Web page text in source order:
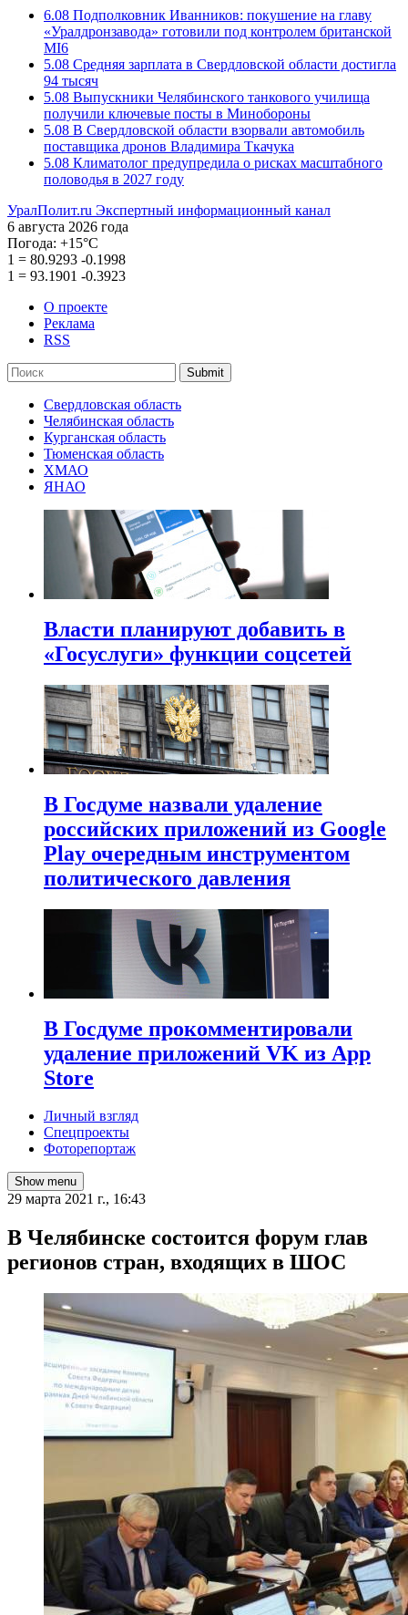
6.08 Подполковник Иванников: покушение на главу
«Уралдронзавода» готовили под контролем британской
MI6
5.08 Средняя зарплата в Свердловской области достигла
94 тысяч
5.08 Выпускники Челябинского танкового училища
получили ключевые посты в Минобороны
5.08 В Свердловской области взорвали автомобиль
поставщика дронов Владимира Ткачука
5.08 Климатолог предупредила о рисках масштабного
половодья в 2027 году
УралПолит.ru Экспертный информационный канал
6 августа 2026 года
Погода: +15°С
1 = 80.9293 -0.1998
1 = 93.1901 -0.3923
О проекте
Реклама
RSS
Submit
Свердловская область
Челябинская область
Курганская область
Тюменская область
ХМАО
ЯНАО
Власти планируют добавить в
«Госуслуги» функции соцсетей
В Госдуме назвали удаление
российских приложений из Google
Play очередным инструментом
политического давления
В Госдуме прокомментировали
удаление приложений VK из App
Store
Личный взгляд
Спецпроекты
Фоторепортаж
Show menu
29 марта 2021 г., 16:43
​В Челябинске состоится форум глав
регионов стран, входящих в ШОС